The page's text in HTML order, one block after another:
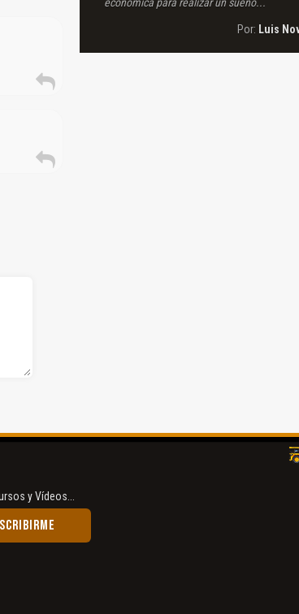
Por: Luis
y Vídeos...